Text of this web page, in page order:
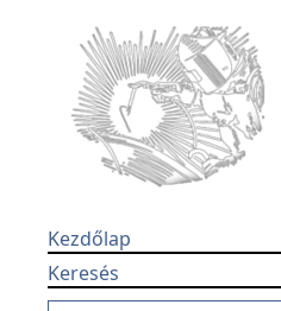
Kezdőlap
Keresés